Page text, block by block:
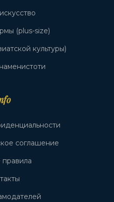
(plus-size)
культуры)
соглашение